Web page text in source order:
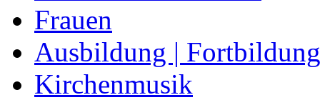
Frauen
Ausbildung | Fortbildung
Kirchenmusik